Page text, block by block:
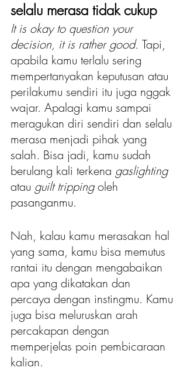
selalu merasa tidak cukup
It is okay to question your
decision, it is rather good. Tapi,
apabila kamu terlalu sering
mempertanyakan keputusan atau
perilakumu sendiri itu juga nggak
wajar. Apalagi kamu sampai
meragukan diri sendiri dan selalu
merasa menjadi pihak yang
salah. Bisa jadi, kamu sudah
berulang kali terkena gaslighting
atau guilt tripping oleh
pasanganmu.
Nah, kalau kamu merasakan hal
yang sama, kamu bisa memutus
rantai itu dengan mengabaikan
apa yang dikatakan dan
percaya dengan instingmu. Kamu
juga bisa meluruskan arah
percakapan dengan
memperjelas poin pembicaraan
kalian.